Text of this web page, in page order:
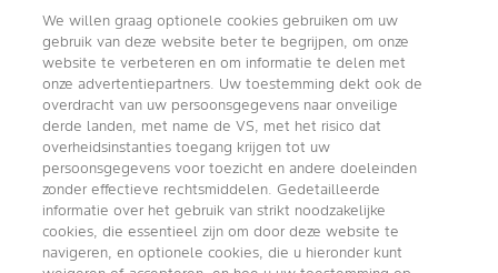
Agro Bayer
Nederland
Volg ons
We willen graag optionele cookies gebruiken om uw
gebruik van deze website beter te begrijpen, om onze
website te verbeteren en om informatie te delen met
onze advertentiepartners. Uw toestemming dekt ook de
overdracht van uw persoonsgegevens naar onveilige
derde landen, met name de VS, met het risico dat
overheidsinstanties toegang krijgen tot uw
persoonsgegevens voor toezicht en andere doeleinden
zonder effectieve rechtsmiddelen. Gedetailleerde
informatie over het gebruik van strikt noodzakelijke
cookies, die essentieel zijn om door deze website te
navigeren, en optionele cookies, die u hieronder kunt